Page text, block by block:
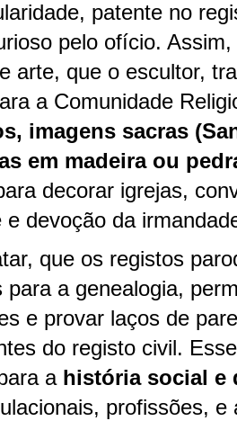
patente no
pelo ofício.
arte, que o escultor,
a Comunidade
imagens sacras
em madeira ou
decorar igrejas,
devoção da
que os registos
para a genealogia,
e provar laços de
do registo civil.
a história social e
profissões, e